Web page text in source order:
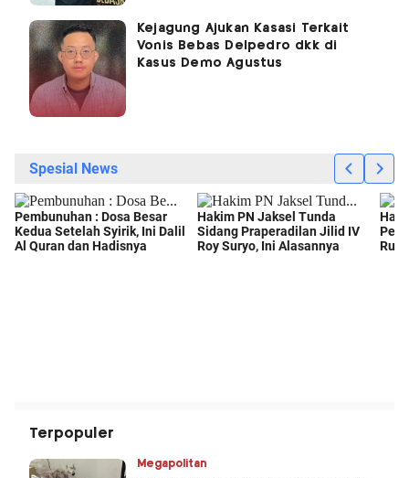
Kejagung Ajukan Kasasi Terkait
Vonis Bebas Delpedro dkk di
Kasus Demo Agustus
Terpopuler
Megapolitan